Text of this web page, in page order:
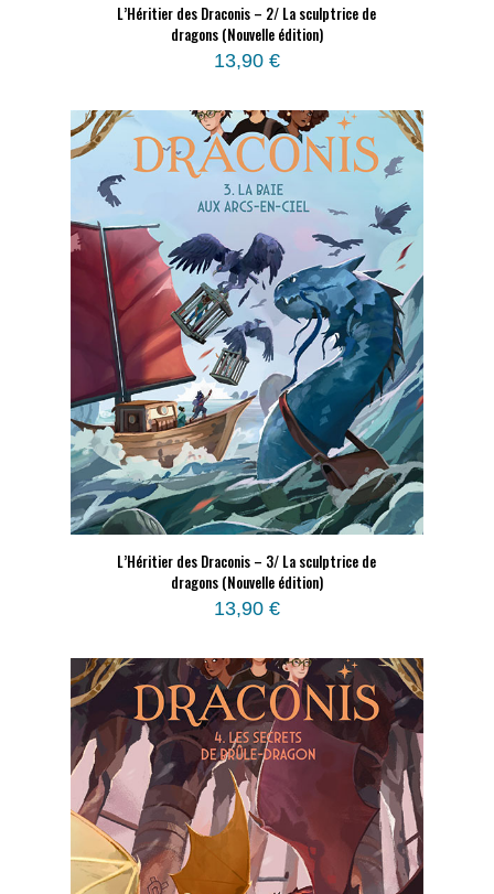
L’Héritier des Draconis – 2/ La sculptrice de
dragons (Nouvelle édition)
13,90 €
L’Héritier des Draconis – 3/ La sculptrice de
dragons (Nouvelle édition)
13,90 €